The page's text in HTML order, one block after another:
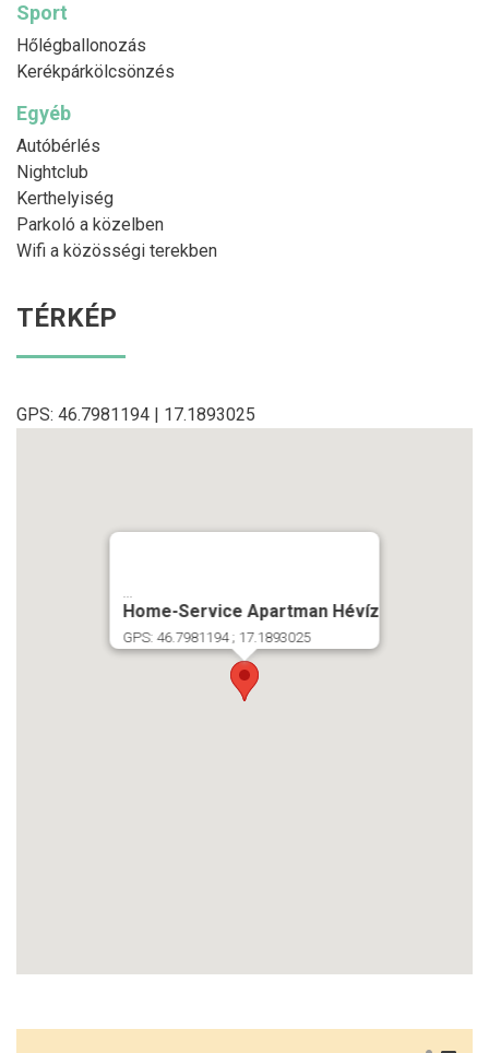
Sport
Hőlégballonozás
Kerékpárkölcsönzés
Egyéb
Autóbérlés
Nightclub
Kerthelyiség
Parkoló a közelben
Wifi a közösségi terekben
TÉRKÉP
GPS: 46.7981194 | 17.1893025
...
Home-Service Apartman Hévíz
GPS: 46.7981194 ; 17.1893025